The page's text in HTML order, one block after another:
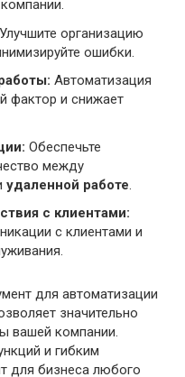
Улучшите организацию
ошибки.
Автоматизация
фактор и снижает
Обеспечьте
между
удаленной работе
с клиентами:
с клиентами и
для автоматизации
значительно
вашей компании.
и гибким
для бизнеса любого